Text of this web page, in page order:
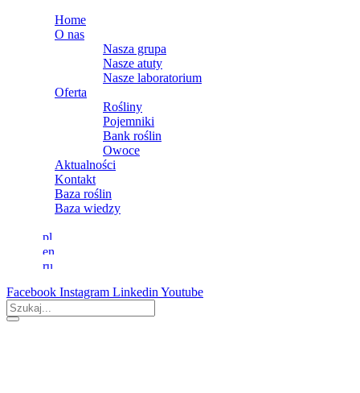
Home
O nas
Nasza grupa
Nasze atuty
Nasze laboratorium
Oferta
Rośliny
Pojemniki
Bank roślin
Owoce
Aktualności
Kontakt
Baza roślin
Baza wiedzy
Facebook Instagram Linkedin Youtube